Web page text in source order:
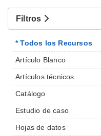
Filtros
* Todos los Recursos
Artículo Blanco
Artículos técnicos
Catálogo
Estudio de caso
Hojas de datos